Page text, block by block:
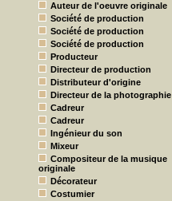
Auteur de l'oeuvre originale
Société de production
Société de production
Société de production
Producteur
Directeur de production
Distributeur d'origine
Directeur de la photographie
Cadreur
Cadreur
Ingénieur du son
Mixeur
Compositeur de la musique
originale
Décorateur
Costumier